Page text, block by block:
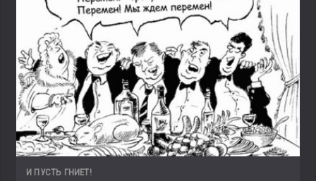
И ПУСТЬ ГНИЕТ!